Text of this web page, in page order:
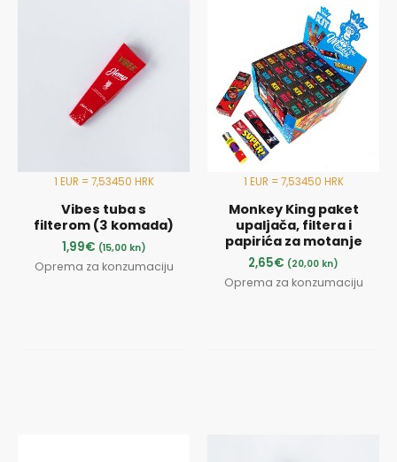
1 EUR = 7,53450 HRK
Vibes tuba s
filterom (3 komada)
1,99€ (15,00 kn)
Oprema za konzumaciju
1 EUR = 7,53450 HRK
Monkey King paket
upaljača, filtera i
papirića za motanje
2,65€ (20,00 kn)
Oprema za konzumaciju